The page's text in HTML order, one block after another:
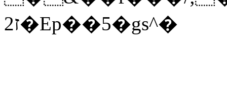
ז2�Ep��5�gs^�